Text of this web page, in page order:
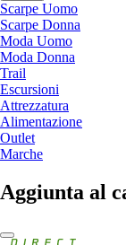
Scarpe Uomo
Scarpe Donna
Moda Uomo
Moda Donna
Trail
Escursioni
Attrezzatura
Alimentazione
Outlet
Marche
Aggiunta al